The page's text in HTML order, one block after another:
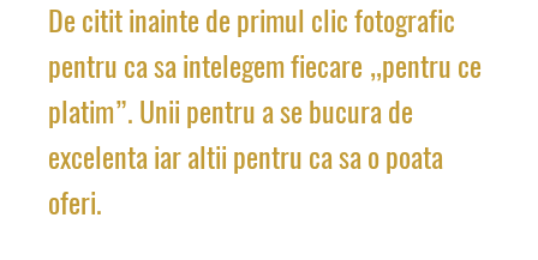
De citit inainte de primul clic fotografic
pentru ca sa intelegem fiecare „pentru ce
platim”. Unii pentru a se bucura de
excelenta iar altii pentru ca sa o poata
oferi.